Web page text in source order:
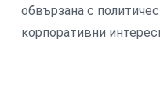
обвързана с
корпоративни